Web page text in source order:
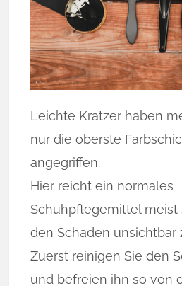
Leichte Kratzer haben
nur die oberste
angegriffen.
Hier reicht ein normales
Schuhpflegemittel meist
den Schaden unsichtbar
Zuerst reinigen Sie den
und befreien ihn so von